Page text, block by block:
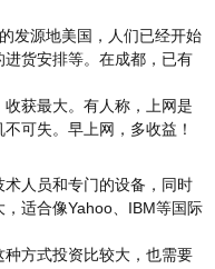
发源地美国，人们已经开始
货安排等。在成都，已有
获最大。有人称，上网是
可失。早上网，多收益！
人员和专门的设备，同时
适合像Yahoo、IBM等国际
方式投资比较大，也需要